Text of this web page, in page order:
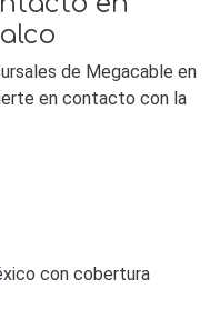
de Megacable en
en contacto con la
con cobertura